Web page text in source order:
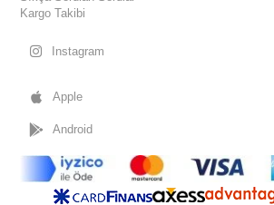
Kargo Takibi
Instagram
Apple
Android